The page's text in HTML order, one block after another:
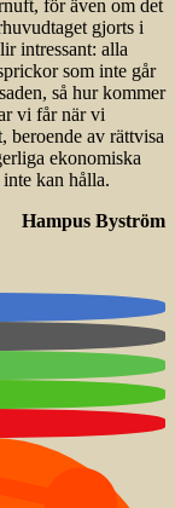
för även om det
gjorts i
intressant: alla
som inte går
så hur kommer
vi får när vi
beroende av rättvisa
ekonomiska
kan hålla.
Hampus Byström